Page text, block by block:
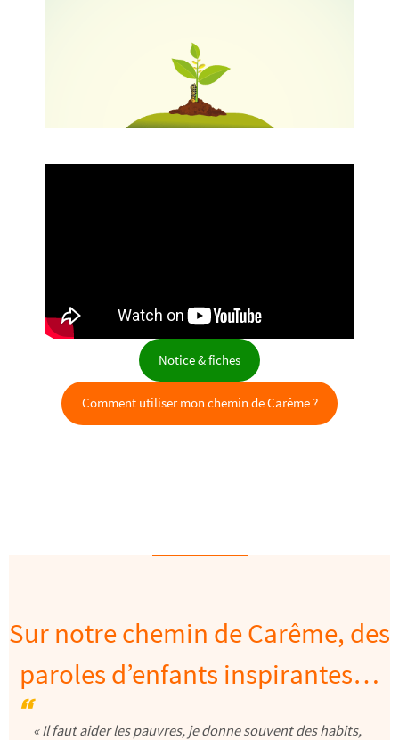
Notice & fiches
Comment utiliser mon chemin de Carême ?
Sur notre chemin de Carême, des
paroles d’enfants inspirantes…
« Il faut aider les pauvres, je donne souvent des habits,